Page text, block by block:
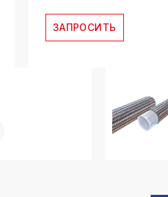
ЗАПРОСИТЬ